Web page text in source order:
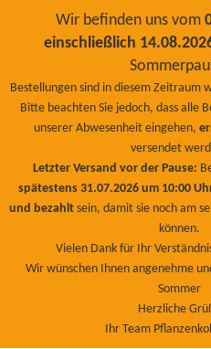
Wir befinden uns vom
einschließlich
Bestellungen sind in diesem Zeitraum
Bitte beachten Sie jedoch, dass alle
unserer Abwesenheit eingehen,
versendet
Letzter Versand vor der Pause:
spätestens 31.07.2026 um 10:00
und bezahlt sein, damit sie noch am
können.
Vielen Dank für Ihr
Wir wünschen Ihnen angenehme
Sommer
Herzliche
Ihr Team
Kieselgur gegen rote